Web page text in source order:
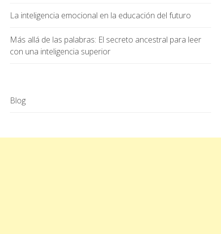
La inteligencia emocional en la educación del futuro
Más allá de las palabras: El secreto ancestral para leer
con una inteligencia superior
Blog